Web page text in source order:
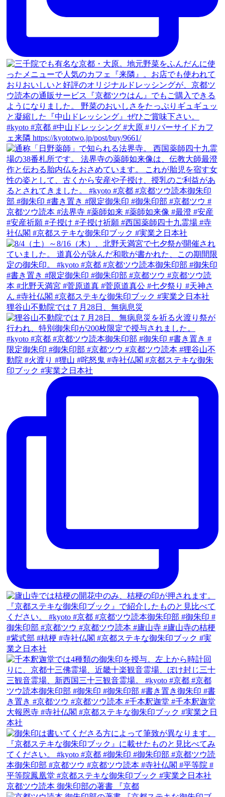
狸谷山不動院では７月28日、無病息災
京都ツウ読本 御朱印部の著書 『京都